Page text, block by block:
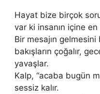
Hayat bize birçok
var ki insanın içine
Bir mesajın
bakışların çoğalır,
yavaşlar.
Kalp, “acaba bugün
sessiz kalır.